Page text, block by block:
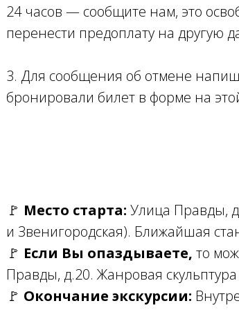
24 часов — сообщите нам, это
перенести предоплату на другую
3. Для сообщения об отмене
бронировали билет в форме на
🚩 Место старта: Улица Правды,
и Звенигородская). Ближайшая
🚩 Если Вы опаздываете, то
Правды, д.20. Жанровая скульптура
🚩 Окончание экскурсии: